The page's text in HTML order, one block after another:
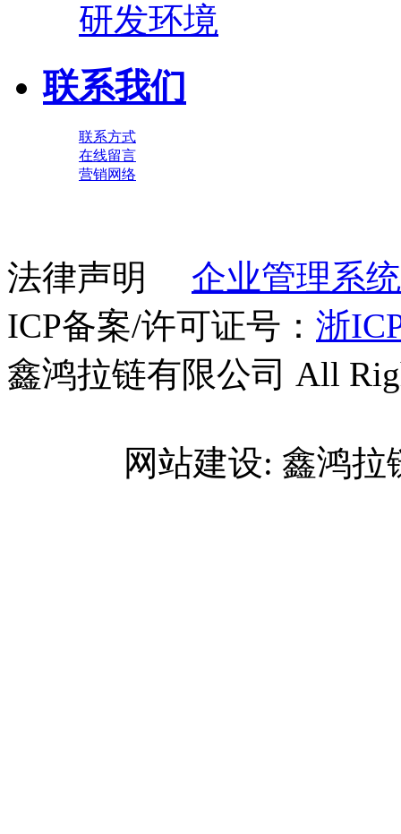
研发环境
联系我们
联系方式
在线留言
营销网络
法律声明 企业管理系
ICP备案/许可证号： 浙
鑫鸿拉链有限公司 All
网站建设: 鑫鸿拉